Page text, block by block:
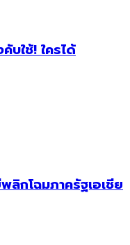
บใช้! ใครได้
ลิกโฉมภาครัฐเอเชีย